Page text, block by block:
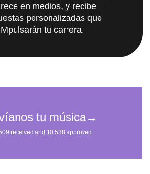
en medios, y recibe
personalizadas que
tu carrera.